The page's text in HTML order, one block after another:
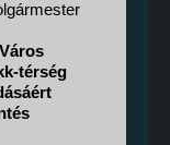
térség